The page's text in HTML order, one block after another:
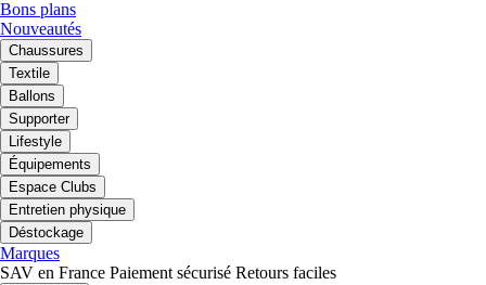
Bons plans
Nouveautés
Chaussures
Textile
Ballons
Supporter
Lifestyle
Équipements
Espace Clubs
Entretien physique
Déstockage
Marques
SAV en France Paiement sécurisé Retours faciles